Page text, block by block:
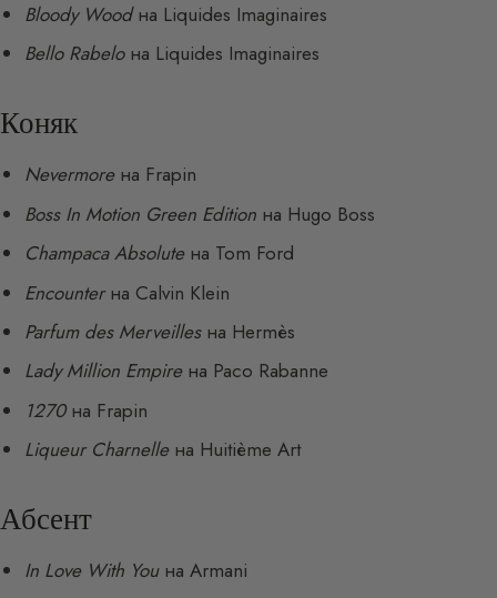
Bloody Woodна Liquides Imaginaires
Bello Rabeloна Liquides Imaginaires
Коняк
Nevermoreна Frapin
Boss In Motion Green Edition на Hugo Boss
Champaca Absoluteна Tom Ford
Encounterна Calvin Klein
Parfum des Merveillesна Hermès
Lady Million Empireна Paco Rabanne
1270на Frapin
Liqueur Charnelleна Huitième Art
Абсент
In Love With Youна Armani